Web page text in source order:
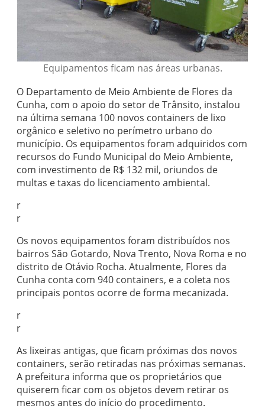
Equipamentos ficam nas áreas urbanas.
O Departamento de Meio Ambiente de Flores da
Cunha, com o apoio do setor de Trânsito, instalou
na última semana 100 novos containers de lixo
orgânico e seletivo no perímetro urbano do
município. Os equipamentos foram adquiridos com
recursos do Fundo Municipal do Meio Ambiente,
com investimento de R$ 132 mil, oriundos de
multas e taxas do licenciamento ambiental.
r
r
Os novos equipamentos foram distribuídos nos
bairros São Gotardo, Nova Trento, Nova Roma e no
distrito de Otávio Rocha. Atualmente, Flores da
Cunha conta com 940 containers, e a coleta nos
principais pontos ocorre de forma mecanizada.
r
r
As lixeiras antigas, que ficam próximas dos novos
containers, serão retiradas nas próximas semanas.
A prefeitura informa que os proprietários que
quiserem ficar com os objetos devem retirar os
mesmos antes do início do procedimento.